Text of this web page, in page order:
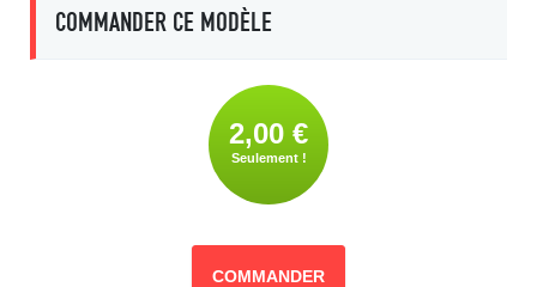
COMMANDER CE MODÈLE
2,00 €
Seulement !
COMMANDER